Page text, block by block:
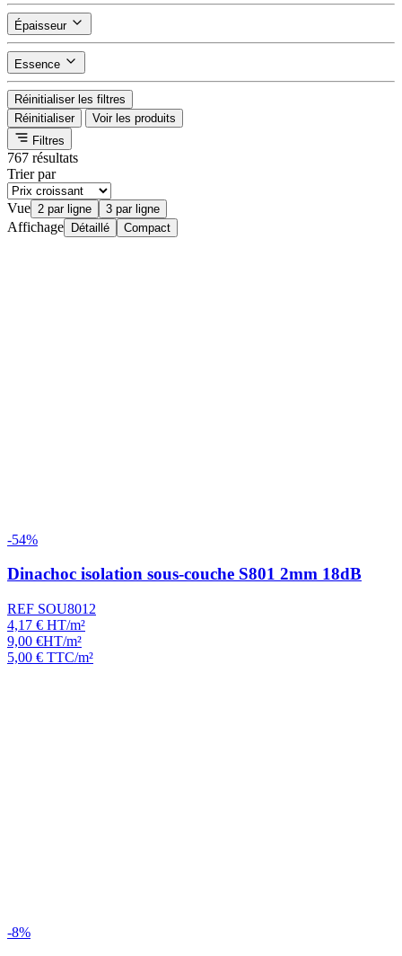
Épaisseur
Essence
Réinitialiser les filtres
Réinitialiser
Voir les produits
Filtres
767 résultats
Trier par
Vue 2 par ligne 3 par ligne
Affichage Détaillé Compact
-54%
Dinachoc isolation sous-couche S801 2mm 18dB
REF SOU8012
4,17 € HT/m²
9,00 €HT/m²
5,00 € TTC/m²
-8%